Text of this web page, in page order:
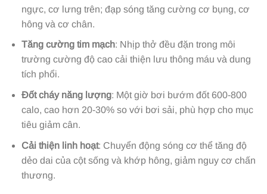
ngực, cơ lưng trên; đạp sóng tăng cường cơ bụng, cơ
hông và cơ chân.
Tăng cường tim mạch: Nhịp thở đều đặn trong môi
trường cường độ cao cải thiện lưu thông máu và dung
tích phổi.
Đốt cháy năng lượng: Một giờ bơi bướm đốt 600-800
calo, cao hơn 20-30% so với bơi sải, phù hợp cho mục
tiêu giảm cân.
Cải thiện linh hoạt: Chuyển động sóng cơ thể tăng độ
dẻo dai của cột sống và khớp hông, giảm nguy cơ chấn
thương.